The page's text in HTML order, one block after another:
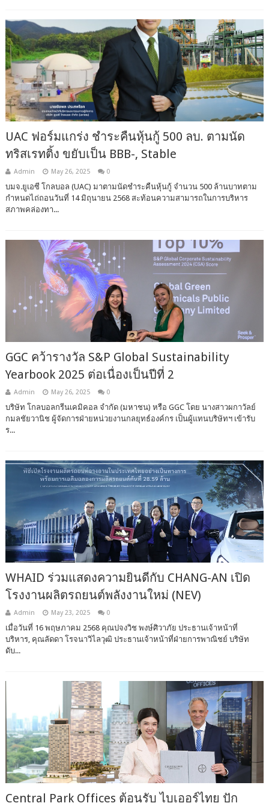
UAC ฟอร์มแกร่ง ชำระคืนหุ้นกู้ 500 ลบ. ตามนัด
ทริสเรทติ้ง ขยับเป็น BBB-, Stable
Admin May 26, 2025 0
บมจ.ยูเอซี โกลบอล (UAC) มาตามนัดชำระคืนหุ้นกู้ จำนวน 500 ล้านบาทตาม
กำหนดไถ่ถอนวันที่ 14 มิถุนายน 2568 สะท้อนความสามารถในการบริหาร
สภาพคล่องทา...
GGC คว้ารางวัล S&P Global Sustainability
Yearbook 2025 ต่อเนื่องเป็นปีที่ 2
Admin May 26, 2025 0
บริษัท โกลบอลกรีนเคมิคอล จำกัด (มหาชน) หรือ GGC โดย นางสาวผกาวัลย์
กมลชัยวานิช ผู้จัดการฝ่ายหน่วยงานกลยุทธ์องค์กร เป็นผู้แทนบริษัทฯ เข้ารับ
ร...
WHAID ร่วมแสดงความยินดีกับ CHANG-AN เปิด
โรงงานผลิตรถยนต์พลังงานใหม่ (NEV)
Admin May 23, 2025 0
เมื่อวันที่ 16 พฤษภาคม 2568 คุณปจงวิช พงษ์ศิวาภัย ประธานเจ้าหน้าที่
บริหาร, คุณลัดดา โรจนาวิไลวุฒิ ประธานเจ้าหน้าที่ฝ่ายการพาณิชย์ บริษัท
ดับ...
Central Park Offices ต้อนรับ ไบเออร์ไทย ปัก